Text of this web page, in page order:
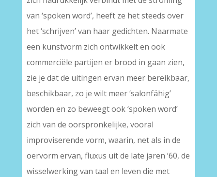
van ‘spoken word’, heeft ze het steeds over
het ‘schrijven’ van haar gedichten. Naarmate
een kunstvorm zich ontwikkelt en ook
commerciële partijen er brood in gaan zien,
zie je dat de uitingen ervan meer bereikbaar,
beschikbaar, zo je wilt meer ‘salonfähig’
worden en zo beweegt ook ‘spoken word’
zich van de oorspronkelijke, vooral
improviserende vorm, waarin, net als in de
oervorm ervan, fluxus uit de late jaren ’60, de
wisselwerking van taal en leven die met